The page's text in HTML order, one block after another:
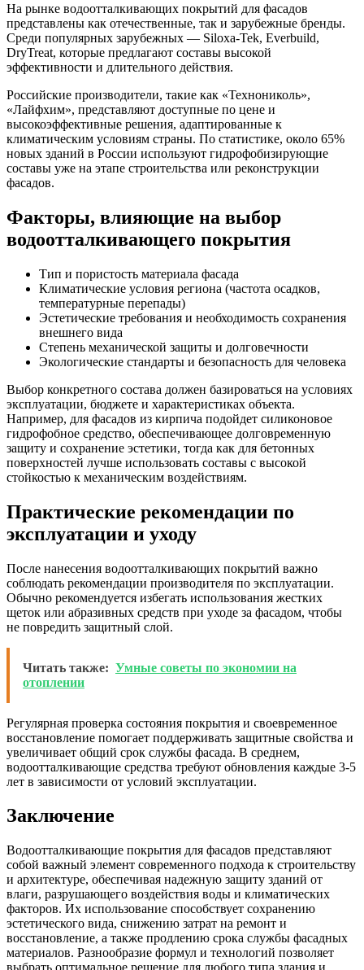
На рынке водоотталкивающих покрытий для фасадов
представлены как отечественные, так и зарубежные бренды.
Среди популярных зарубежных — Siloxa-Tek, Everbuild,
DryTreat, которые предлагают составы высокой
эффективности и длительного действия.
Российские производители, такие как «Технониколь»,
«Лайфхим», представляют доступные по цене и
высокоэффективные решения, адаптированные к
климатическим условиям страны. По статистике, около 65%
новых зданий в России используют гидрофобизирующие
составы уже на этапе строительства или реконструкции
фасадов.
Факторы, влияющие на выбор
водоотталкивающего покрытия
Тип и пористость материала фасада
Климатические условия региона (частота осадков,
температурные перепады)
Эстетические требования и необходимость сохранения
внешнего вида
Степень механической защиты и долговечности
Экологические стандарты и безопасность для человека
Выбор конкретного состава должен базироваться на условиях
эксплуатации, бюджете и характеристиках объекта.
Например, для фасадов из кирпича подойдет силиконовое
гидрофобное средство, обеспечивающее долговременную
защиту и сохранение эстетики, тогда как для бетонных
поверхностей лучше использовать составы с высокой
стойкостью к механическим воздействиям.
Практические рекомендации по
эксплуатации и уходу
После нанесения водоотталкивающих покрытий важно
соблюдать рекомендации производителя по эксплуатации.
Обычно рекомендуется избегать использования жестких
щеток или абразивных средств при уходе за фасадом, чтобы
не повредить защитный слой.
Читать также: Умные советы по экономии на
отоплении
Регулярная проверка состояния покрытия и своевременное
восстановление помогает поддерживать защитные свойства и
увеличивает общий срок службы фасада. В среднем,
водоотталкивающие средства требуют обновления каждые 3-5
лет в зависимости от условий эксплуатации.
Заключение
Водоотталкивающие покрытия для фасадов представляют
собой важный элемент современного подхода к строительству
и архитектуре, обеспечивая надежную защиту зданий от
влаги, разрушающего воздействия воды и климатических
факторов. Их использование способствует сохранению
эстетического вида, снижению затрат на ремонт и
восстановление, а также продлению срока службы фасадных
материалов. Разнообразие формул и технологий позволяет